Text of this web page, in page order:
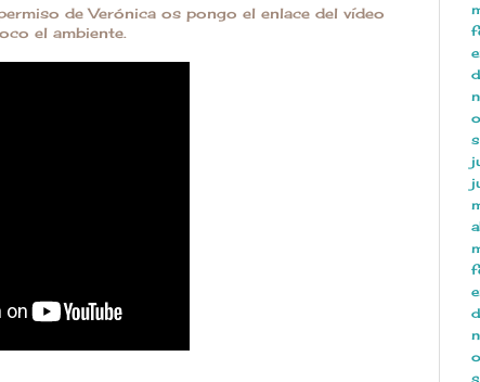
de Verónica os pongo el enlace del vídeo
el ambiente.